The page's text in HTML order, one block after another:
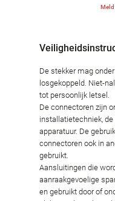
Meld
De stekker mag
losgekoppeld. Niet-
tot persoonlijk letsel.
De connectoren zijn
installatietechniek,
apparatuur. De
connectoren ook in
gebruikt.
Aansluitingen die
aanraakgevoelige
en gebruikt door of